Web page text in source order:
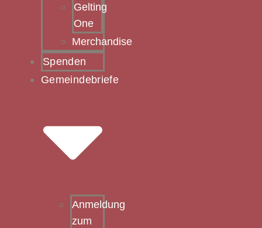
Gelting
One
Merchandise
Spenden
Gemeindebriefe
Anmeldung
zum